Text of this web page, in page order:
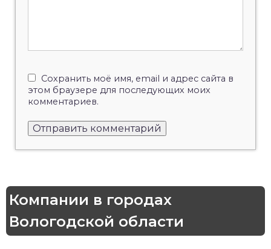
Сохранить моё имя, email и адрес сайта в
этом браузере для последующих моих
комментариев.
Компании в городах
Вологодской области